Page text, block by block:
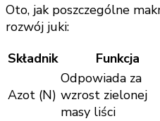
Oto, jak poszczególne
rozwój juki:
Składnik
Funkcja
Azot (N)
Odpowiada za
wzrost zielonej
masy liści